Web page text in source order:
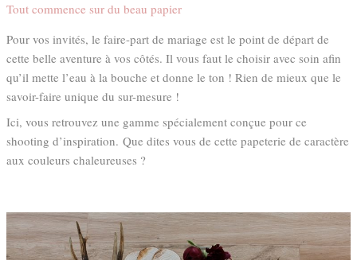
Tout commence sur du beau papier
Pour vos invités, le faire-part de mariage est le point de départ de
cette belle aventure à vos côtés. Il vous faut le choisir avec soin afin
qu’il mette l’eau à la bouche et donne le ton ! Rien de mieux que le
savoir-faire unique du sur-mesure !
Ici, vous retrouvez une gamme spécialement conçue pour ce
shooting d’inspiration. Que dites vous de cette papeterie de caractère
aux couleurs chaleureuses ?